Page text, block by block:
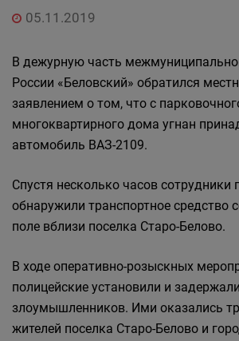
05.11.2019
В дежурную часть
России «Беловский» обратился
заявлением о том, что с
многоквартирного дома угнан
автомобиль ВАЗ-2109.
Спустя несколько часов сотрудники
обнаружили транспортное
поле вблизи поселка Старо-Белово.
В ходе оперативно-розыскных
полицейские установили и задержали
злоумышленников. Ими оказались
жителей поселка Старо-Белово и